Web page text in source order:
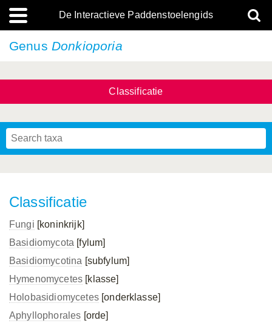
De Interactieve Paddenstoelengids
Genus Donkioporia
Classificatie
Classificatie
Fungi [koninkrijk]
Basidiomycota [fylum]
Basidiomycotina [subfylum]
Hymenomycetes [klasse]
Holobasidiomycetes[onderklasse]
Aphyllophorales [orde]